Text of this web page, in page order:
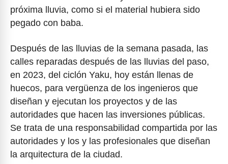
próxima lluvia, como si el material hubiera sido
pegado con baba.
Después de las lluvias de la semana pasada, las
calles reparadas después de las lluvias del paso,
en 2023, del ciclón Yaku, hoy están llenas de
huecos, para vergüenza de los ingenieros que
diseñan y ejecutan los proyectos y de las
autoridades que hacen las inversiones públicas.
Se trata de una responsabilidad compartida por las
autoridades y los y las profesionales que diseñan
la arquitectura de la ciudad.